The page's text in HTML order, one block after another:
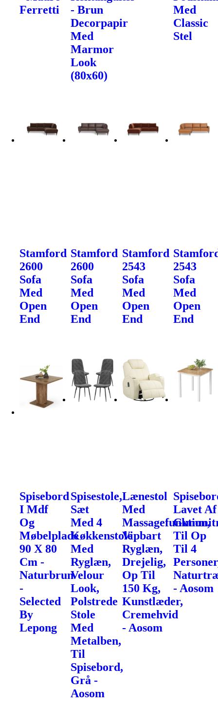
Ferretti
- Brun
Decorpapir
Med
Marmor
Look
(80x60)
Med
Classic
Stel
Stamford
2600
Sofa
Med
Open
End
Stamford
2600
Sofa
Med
Open
End
Stamford
2543
Sofa
Med
Open
End
2543
Sofa
Med
Open
End
Spisebord
I Mdf
Og
Møbelplade
90 X 80
Cm -
Naturbrun
-
Selected
By
Lepong
Spisestole,
Sæt
Med 4
Køkkenstole
Med
Ryglæn,
Velour
Look,
Polstrede
Stole
Med
Metalben,
Til
Spisebord,
Grå -
Aosom
Lænestol
Med
Massagefunktion,
Vipbart
Ryglæn,
Drejelig,
Op Til
150 Kg,
Kunstlæder,
Cremehvid
- Aosom
Lavet Af
Til Op
Til 4
- Aosom